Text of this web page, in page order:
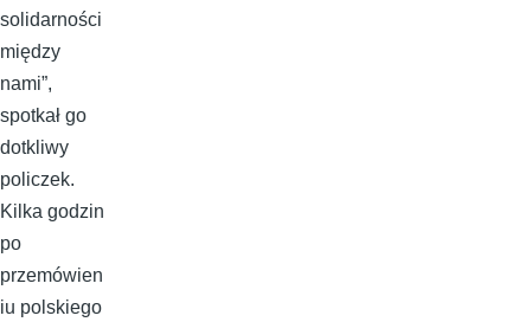
solidarności
między
nami”,
spotkał go
dotkliwy
policzek.
Kilka godzin
po
przemówien
iu polskiego